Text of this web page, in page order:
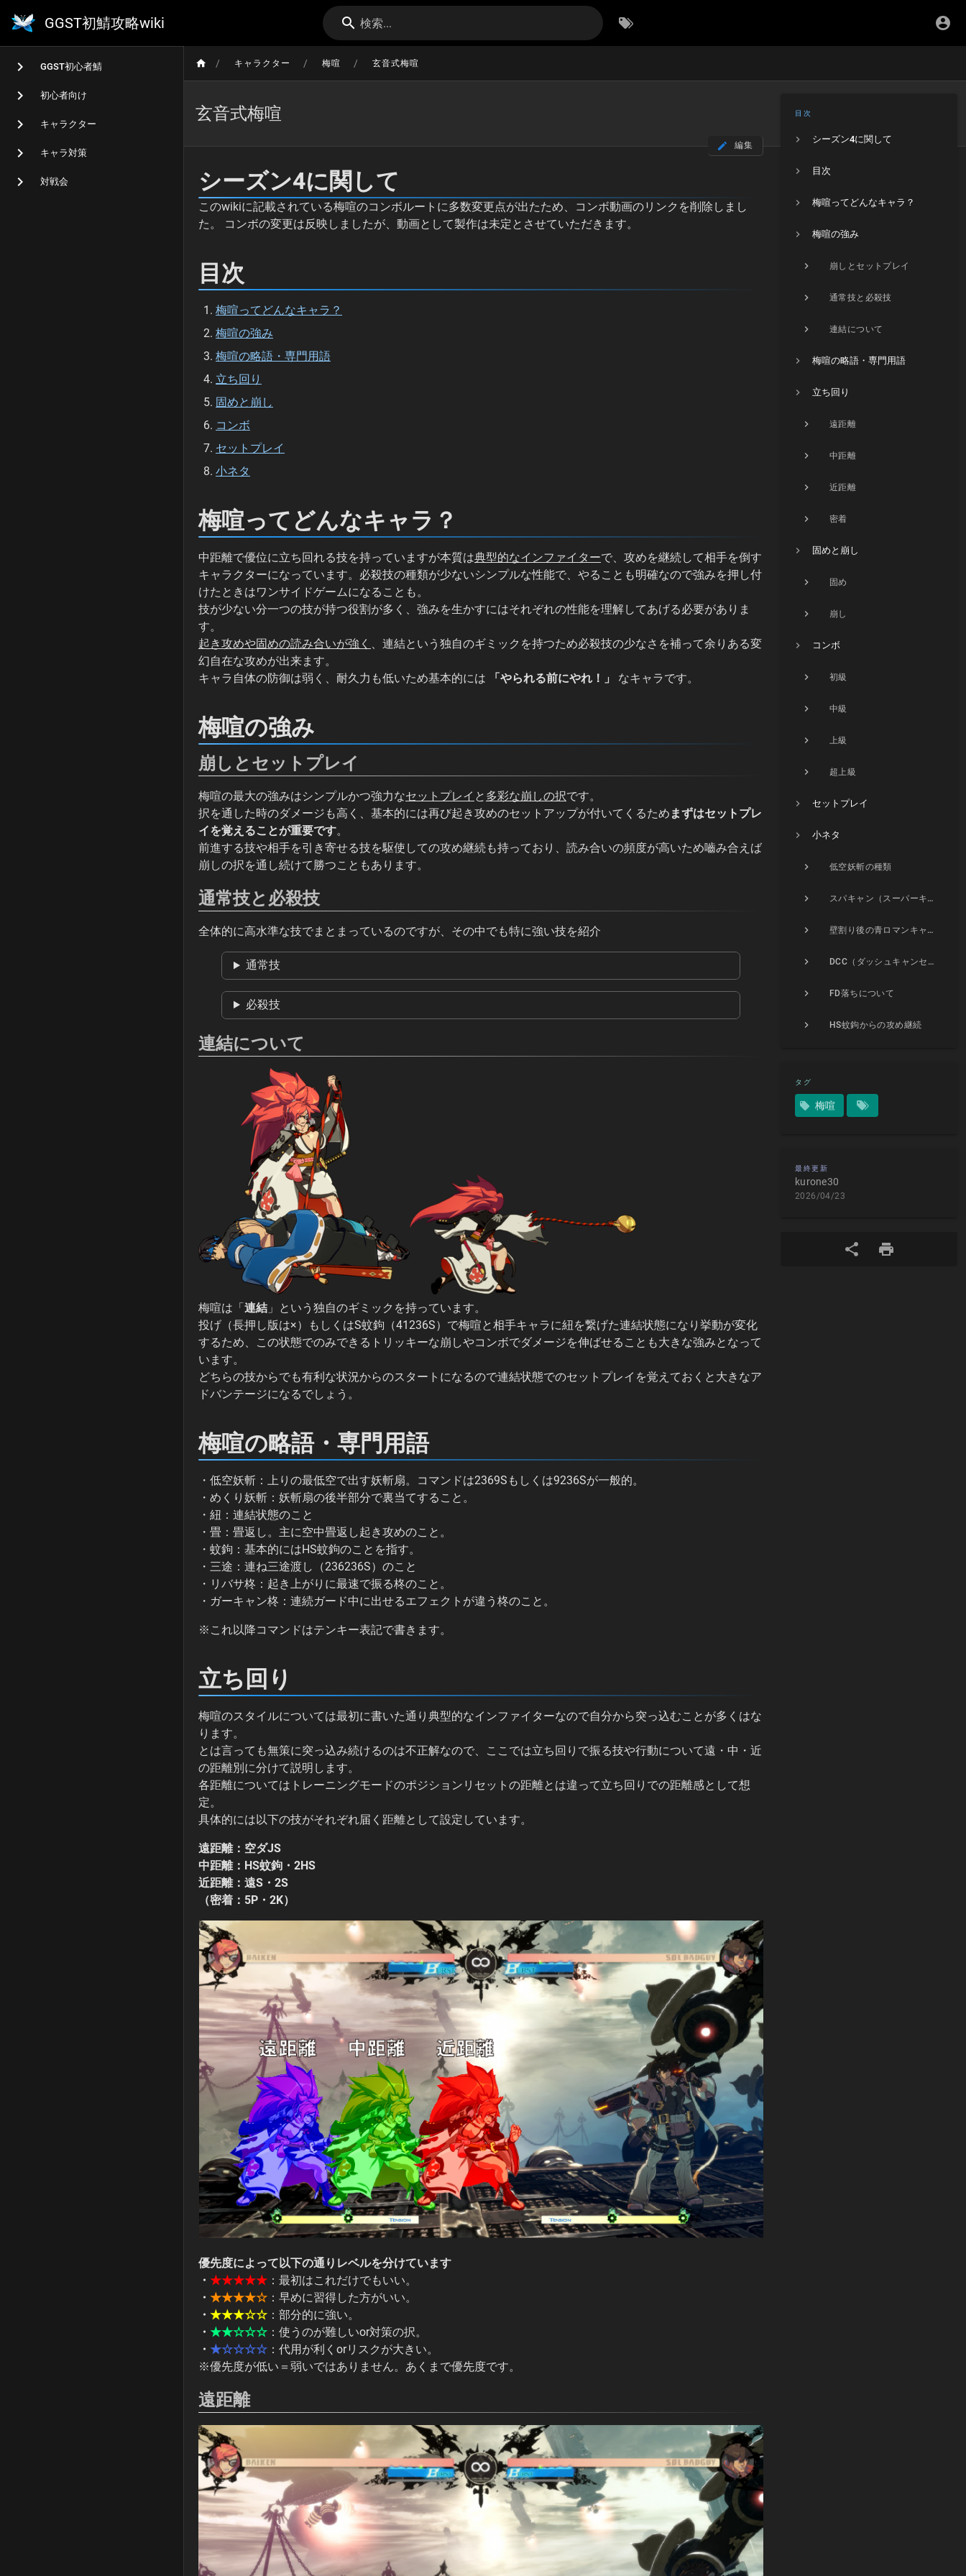
GGST初鯖攻略wiki 検索...
GGST初心者鯖
初心者向け
キャラクター
キャラ対策
対戦会
/ キャラクター / 梅喧 / 玄音式梅喧
玄音式梅喧
編集
目次
シーズン4に関して
目次
梅喧ってどんなキャラ？
梅喧の強み
崩しとセットプレイ
通常技と必殺技
連結について
梅喧の略語・専門用語
立ち回り
遠距離
中距離
近距離
密着
固めと崩し
固め
崩し
コンボ
初級
中級
上級
超上級
セットプレイ
小ネタ
低空妖斬の種類
スパキャン（スーパーキャンセル）について
壁割り後の青ロマンキャンセル
DCC（ダッシュキャンセルキャンセル）について
FD落ちについて
HS蚊鉤からの攻め継続
タグ
梅喧
最終更新
kurone30
2026/04/23
シーズン4に関して
このwikiに記載されている梅喧のコンボルートに多数変更点が出たため、コンボ動画のリンクを削除しまし
た。 コンボの変更は反映しましたが、動画として製作は未定とさせていただきます。
目次
梅喧ってどんなキャラ？
梅喧の強み
梅喧の略語・専門用語
立ち回り
固めと崩し
コンボ
セットプレイ
小ネタ
梅喧ってどんなキャラ？
中距離で優位に立ち回れる技を持っていますが本質は典型的なインファイターで、攻めを継続して相手を倒す
キャラクターになっています。必殺技の種類が少ないシンプルな性能で、やることも明確なので強みを押し付
けたときはワンサイドゲームになることも。
技が少ない分一つの技が持つ役割が多く、強みを生かすにはそれぞれの性能を理解してあげる必要がありま
す。
起き攻めや固めの読み合いが強く 、連結という独自のギミックを持つため必殺技の少なさを補って余りある変
幻自在な攻めが出来ます。
キャラ自体の防御は弱く、耐久力も低いため基本的には
「やられる前にやれ！」 なキャラです。
梅喧の強み
崩しとセットプレイ
梅喧の最大の強みはシンプルかつ強力なセットプレイ と 多彩な崩しの択です。
択を通した時のダメージも高く、基本的には再び起き攻めのセットアップが付いてくるため まずはセットプレ
イを覚えることが重要です。
前進する技や相手を引き寄せる技を駆使しての攻め継続も持っており、読み合いの頻度が高いため嚙み合えば
崩しの択を通し続けて勝つこともあります。
通常技と必殺技
全体的に高水準な技でまとまっているのですが、その中でも特に強い技を紹介
通常技
必殺技
連結について
梅喧は「連結 」という独自のギミックを持っています。
投げ（長押し版は×）もしくはS蚊鉤（41236S）で梅喧と相手キャラに紐を繋げた連結状態になり挙動が変化
するため、この状態でのみできるトリッキーな崩しやコンボでダメージを伸ばせることも大きな強みとなって
います。
どちらの技からでも有利な状況からのスタートになるので連結状態でのセットプレイを覚えておくと大きなア
ドバンテージになるでしょう。
梅喧の略語・専門用語
・低空妖斬：上りの最低空で出す妖斬扇。コマンドは2369Sもしくは9236Sが一般的。
・めくり妖斬：妖斬扇の後半部分で裏当てすること。
・紐：連結状態のこと
・畳：畳返し。主に空中畳返し起き攻めのこと。
・蚊鉤：基本的にはHS蚊鉤のことを指す。
・三途：連ね三途渡し（236236S）のこと
・リバサ柊：起き上がりに最速で振る柊のこと。
・ガーキャン柊：連続ガード中に出せるエフェクトが違う柊のこと。
※これ以降コマンドはテンキー表記で書きます。
立ち回り
梅喧のスタイルについては最初に書いた通り典型的なインファイターなので自分から突っ込むことが多くはな
ります。
とは言っても無策に突っ込み続けるのは不正解なので、ここでは立ち回りで振る技や行動について遠・中・近
の距離別に分けて説明します。
各距離についてはトレーニングモードのポジションリセットの距離とは違って立ち回りでの距離感として想
定。
具体的には以下の技がそれぞれ届く距離として設定しています。
遠距離：空ダJS
中距離：HS蚊鉤・2HS
近距離：遠S・2S
（密着：5P・2K）
優先度によって以下の通りレベルを分けています
・ ★★★★★ ：最初はこれだけでもいい。
・ ★★★★☆ ：早めに習得した方がいい。
・ ★★★☆☆ ：部分的に強い。
・ ★★☆☆☆ ：使うのが難しいor対策の択。
・ ★☆☆☆☆ ：代用が利くorリスクが大きい。
※優先度が低い＝弱いではありません。あくまで優先度です。
遠距離